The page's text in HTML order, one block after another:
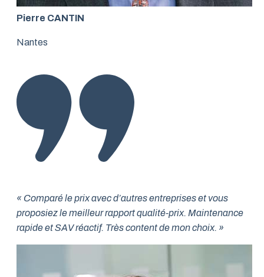
Pierre CANTIN
Nantes
« Comparé le prix avec d’autres entreprises et vous
proposiez le meilleur rapport qualité-prix. Maintenance
rapide et SAV réactif. Très content de mon choix. »